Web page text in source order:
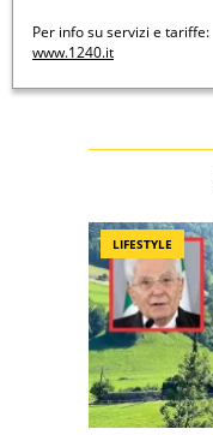
Per info su servizi e tariffe:
www.1240.it
LIFESTYLE